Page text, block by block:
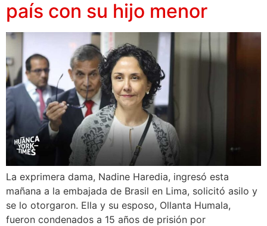
país con su hijo menor
La exprimera dama, Nadine Haredia, ingresó esta
mañana a la embajada de Brasil en Lima, solicitó asilo y
se lo otorgaron. Ella y su esposo, Ollanta Humala,
fueron condenados a 15 años de prisión por